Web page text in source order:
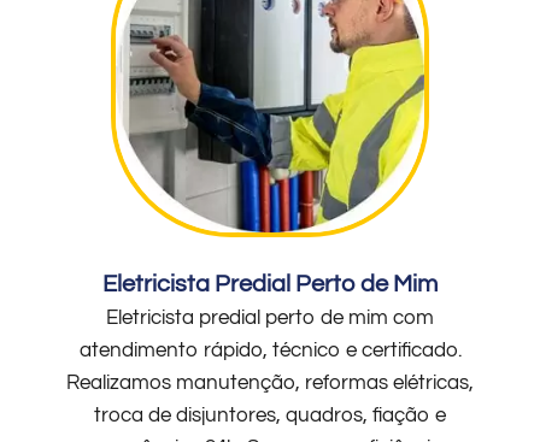
Eletricista Predial Perto de Mim
Eletricista predial perto de mim com
atendimento rápido, técnico e certificado.
Realizamos manutenção, reformas elétricas,
troca de disjuntores, quadros, fiação e